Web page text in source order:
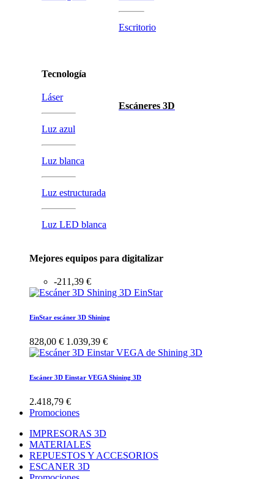
Tecnología
Láser
Luz azul
Luz blanca
Luz estructurada
Luz LED blanca
Escritorio
Escáneres 3D
Mejores equipos para digitalizar
-211,39 €
EinStar escáner 3D Shining
828,00 € 1.039,39 €
Escáner 3D Einstar VEGA Shining 3D
2.418,79 €
Promociones
IMPRESORAS 3D
MATERIALES
REPUESTOS Y ACCESORIOS
ESCANER 3D